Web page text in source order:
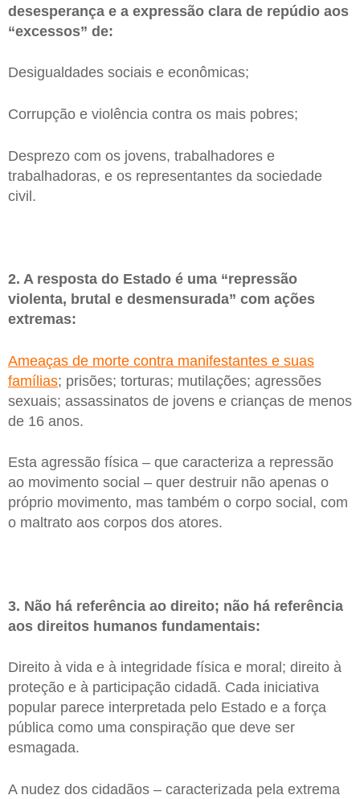
desesperança e a expressão clara de repúdio aos
“excessos” de:
Desigualdades sociais e econômicas;
Corrupção e violência contra os mais pobres;
Desprezo com os jovens, trabalhadores e
trabalhadoras, e os representantes da sociedade
civil.
2. A resposta do Estado é uma “repressão
violenta, brutal e desmensurada” com ações
extremas:
Ameaças de morte contra manifestantes e suas
famílias; prisões; torturas; mutilações; agressões
sexuais; assassinatos de jovens e crianças de menos
de 16 anos.
Esta agressão física – que caracteriza a repressão
ao movimento social – quer destruir não apenas o
próprio movimento, mas também o corpo social, com
o maltrato aos corpos dos atores.
3. Não há referência ao direito; não há referência
aos direitos humanos fundamentais:
Direito à vida e à integridade física e moral; direito à
proteção e à participação cidadã. Cada iniciativa
popular parece interpretada pelo Estado e a força
pública como uma conspiração que deve ser
esmagada.
A nudez dos cidadãos – caracterizada pela extrema